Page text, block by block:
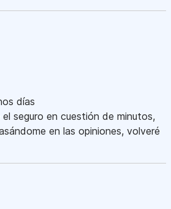
días
seguro en cuestión de minutos,
en las opiniones, volveré